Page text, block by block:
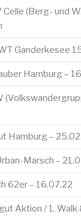
Celle (Berg- und
Ganderkesee
Hamburg –
Hamburg –
Marsch –
62er – 16.07.22
Aktion / 1. Walk